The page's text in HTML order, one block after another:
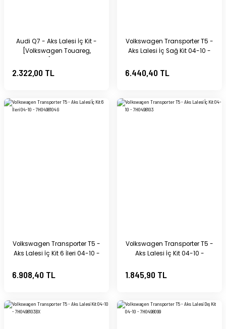
Audi Q7 - Aks Lalesi İç Kit -
[Volkswagen Touareg,
2.322,00 TL
Volkswagen Transporter T5 -
Aks Lalesi İç Sağ Kit 04-10 -
6.440,40 TL
Volkswagen Transporter T5 -
Aks Lalesi İç Kit 6 İleri 04-10 -
6.908,40 TL
Volkswagen Transporter T5 -
Aks Lalesi İç Kit 04-10 -
1.845,90 TL